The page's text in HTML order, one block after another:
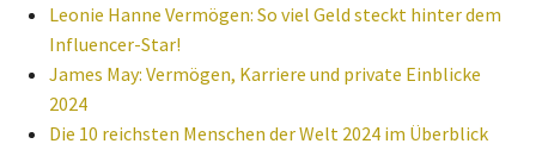
Leonie Hanne Vermögen: So viel Geld steckt hinter dem
Influencer-Star!
James May: Vermögen, Karriere und private Einblicke
2024
Die 10 reichsten Menschen der Welt 2024 im Überblick